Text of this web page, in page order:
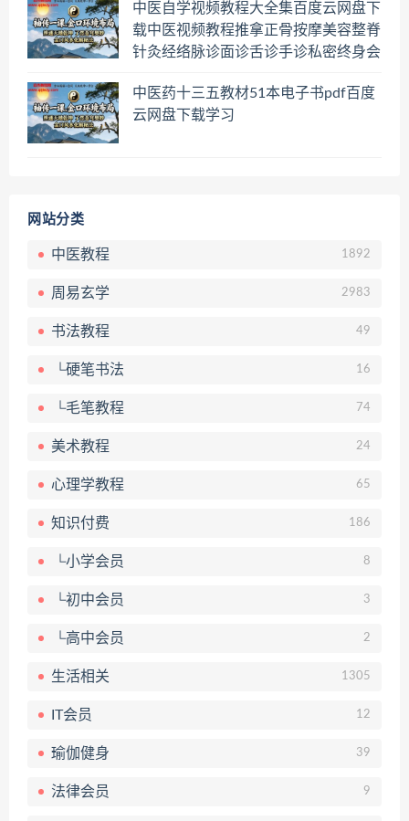
中医自学视频教程大全集百度云网盘下
载中医视频教程推拿正骨按摩美容整脊
针灸经络脉诊面诊舌诊手诊私密终身会
中医药十三五教材51本电子书pdf百度
云网盘下载学习
网站分类
中医教程 1892
周易玄学 2983
书法教程 49
└硬笔书法 16
└毛笔教程 74
美术教程 24
心理学教程 65
知识付费 186
└小学会员 8
└初中会员 3
└高中会员 2
生活相关 1305
IT会员 12
瑜伽健身 39
法律会员 9